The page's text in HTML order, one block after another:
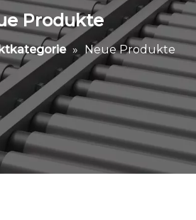
Produkte
» Neue Produkte